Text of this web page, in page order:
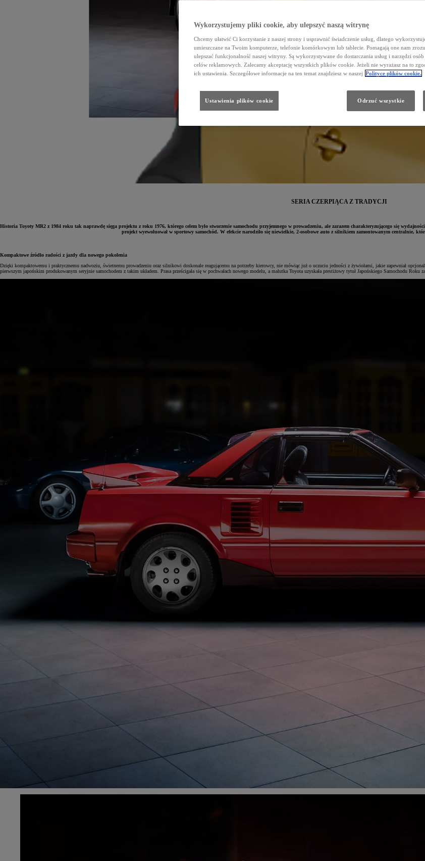
Yaris Cross
SERIA CZERPIĄCA Z TRADYCJI
Historia Toyoty MR2 z 1984 roku tak naprawdę sięga projektu z roku 1976, którego celem było stworzenie samochodu przyjemnego w prowadzeniu, ale zarazem charakteryzującego się
projekt wyewoluował w sportowy samochód. W efekcie narodziło się niewielkie, 2-osobowe auto z silnikiem zamontowanym centralnie,
Kompaktowe źródło radości z jazdy dla nowego pokolenia
Dzięki kompaktowemu i praktycznemu nadwoziu, świetnemu prowadzeniu oraz silnikowi doskonale reagującemu na potrzeby kierowcy, nie mówiąc już o uczuciu jedności z żywiołami, jakie zapewniał
pierwszym japońskim produkowanym seryjnie samochodem z takim układem. Prasa prześcigała się w pochwałach nowego modelu, a malutka Toyota uzyskała prestiżowy tytuł Japońskiego Samochodu Roku
Wykorzystujemy pliki cookie, aby ulepszyć naszą witrynę
Chcemy ułatwić Ci korzystanie z naszej strony i usprawnić świadczenie usług, dlatego
umieszczane na Twoim komputerze, telefonie komórkowym lub tablecie. Pomagają one nam
ulepszać funkcjonalność naszej witryny. Są wykorzystywane do dostarczania usług i narzędzi osób
celów reklamowych. Zalecamy akceptację wszystkich plików cookie. Jeżeli nie wyrażasz na to
ich ustawienia. Szczegółowe informacje na ten temat znajdziesz w naszej Polityce plików cookie.
Odrzuć wszystkie
Ustawienia plików cookie